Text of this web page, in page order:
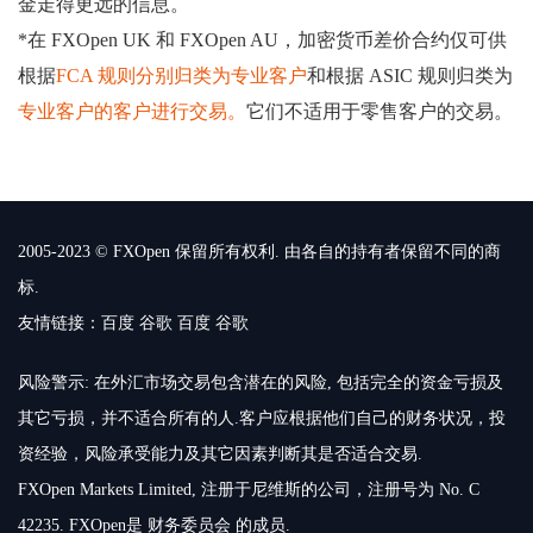
金走得更远的信息。
*在 FXOpen UK 和 FXOpen AU，加密货币差价合约仅可供
根据FCA 规则分别归类为专业客户和根据 ASIC 规则归类为
专业客户的客户进行交易。 它们不适用于零售客户的交易。
2005-2023 © FXOpen 保留所有权利. 由各自的持有者保留不同的商
标.
友情链接： 百度 谷歌 百度 谷歌
风险警示: 在外汇市场交易包含潜在的风险, 包括完全的资金亏损及
其它亏损，并不适合所有的人.客户应根据他们自己的财务状况，投
资经验，风险承受能力及其它因素判断其是否适合交易.
FXOpen Markets Limited, 注册于尼维斯的公司，注册号为 No. C
42235. FXOpen是 财务委员会 的成员.